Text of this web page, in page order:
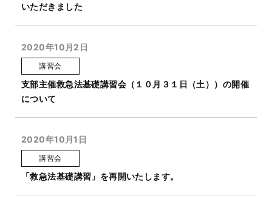
いただきました
2020年10月2日
講習会
支部主催救急法基礎講習会（１０月３１日（土））の開催
について
2020年10月1日
講習会
「救急法基礎講習」を再開いたします。